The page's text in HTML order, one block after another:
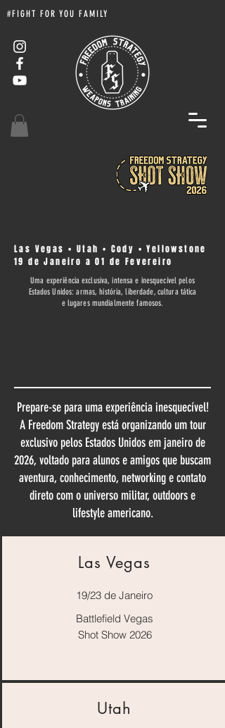
#FIGHT FOR YOU FAMILY
Las Vegas • Utah • Cody • Yellowstone
19 de Janeiro a 01 de Fevereiro
Uma experiência exclusiva, intensa e inesquecível pelos
Estados Unidos: armas, história, liberdade, cultura tática
e lugares mundialmente famosos.
Prepare-se para uma experiência inesquecível!
A Freedom Strategy está organizando um tour
exclusivo pelos Estados Unidos em janeiro de
2026, voltado para alunos e amigos que buscam
aventura, conhecimento, networking e contato
direto com o universo militar, outdoors e
lifestyle americano.
Las Vegas
19/23 de Janeiro
Battlefield Vegas
Shot Show 2026
Utah